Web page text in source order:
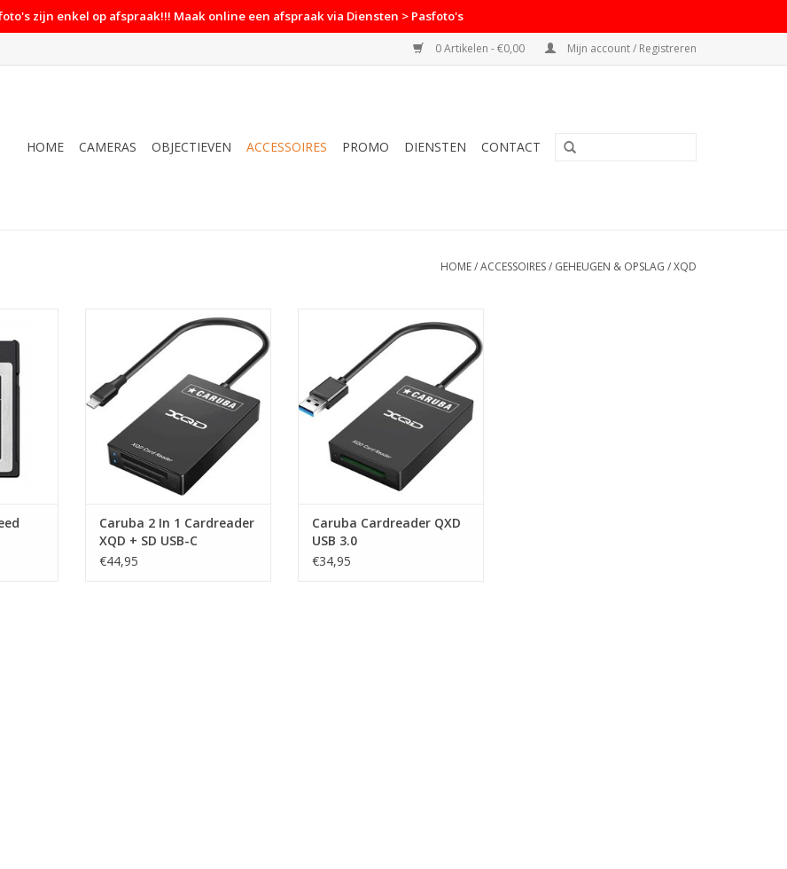
zijn enkel op afspraak!!! Maak online een afspraak via Diensten > Pasfoto's
0 Artikelen - €0,00 Mijn account / Registreren
HOME CAMERAS OBJECTIEVEN ACCESSOIRES PROMO DIENSTEN CONTACT
HOME/ACCESSOIRES/ GEHEUGEN & OPSLAG /XQD
Caruba Caruba 2 In 1 Cardreader
XQD + SD USB-C
TOEVOEGEN AAN WINKELWAGEN
Caruba 2 In 1 Cardreader
XQD + SD USB-C
€44,95
USB 3.0
TOEVOEGEN AAN WINKELWAGEN
Caruba Cardreader QXD
USB 3.0
€34,95